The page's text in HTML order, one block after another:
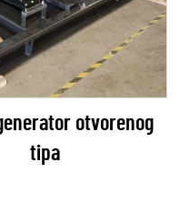
otvorenog
tipa